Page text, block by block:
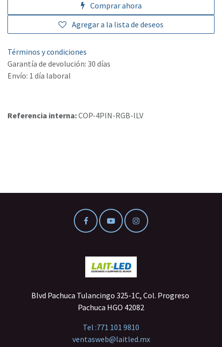
Comprar ahora
Agregar a la lista de deseos
Términos y condiciones
Garantía de devolución: 30 días
Envío: 1 día laboral
Referencia interna:COP-4PIN-RGB-ILV
Blvd Pachuca Tulancingo 325-1C, Col. Progreso
Pachuca HGO 42082
Tel :771 101 9810
ventasweb@laitled.mx